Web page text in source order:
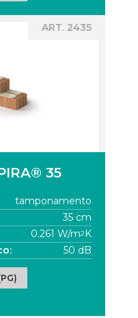
ART. 2435
35
tamponamento
35 cm
0.261 W/m2K
50 dB